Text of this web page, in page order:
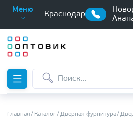
Меню
Краснодар
Главная Каталог Дверная фурнитура